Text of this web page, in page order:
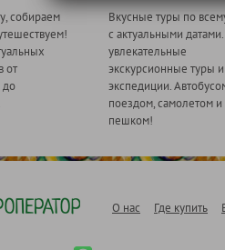
собираем
от
до
Вкусные туры по
с актуальными
увлекательные
экскурсионные туры
экспедиции.
поездом, самолетом
пешком!
О нас Где купить